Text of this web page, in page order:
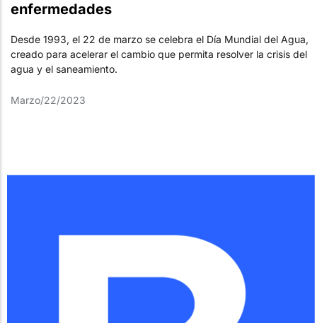
enfermedades
Desde 1993, el 22 de marzo se celebra el Día Mundial del Agua,
creado para acelerar el cambio que permita resolver la crisis del
agua y el saneamiento.
Marzo/22/2023